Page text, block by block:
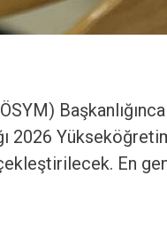
2026
En